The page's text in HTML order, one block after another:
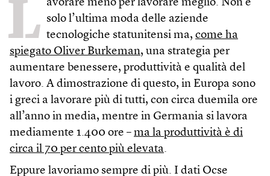
L avorare meno per lavorare meglio. Non è
solo l’ultima moda delle aziende
tecnologiche statunitensi ma, come ha
spiegato Oliver Burkeman, una strategia per
aumentare benessere, produttività e qualità del
lavoro. A dimostrazione di questo, in Europa sono
i greci a lavorare più di tutti, con circa duemila ore
all’anno in media, mentre in Germania si lavora
mediamente 1.400 ore – ma la produttività è di
circa il 70 per cento più elevata.
Eppure lavoriamo sempre di più. I dati Ocse